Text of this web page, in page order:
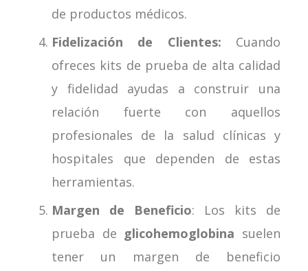
de productos médicos.
Fidelización de Clientes: Cuando
ofreces kits de prueba de alta calidad
y fidelidad ayudas a construir una
relación fuerte con aquellos
profesionales de la salud clínicas y
hospitales que dependen de estas
herramientas.
Margen de Beneficio: Los kits de
prueba de glicohemoglobina suelen
tener un margen de beneficio